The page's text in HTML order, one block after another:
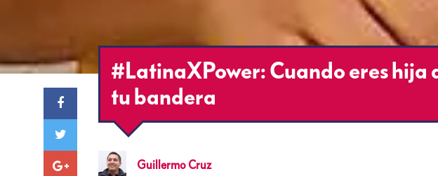
#LatinaXPower: Cuando eres hija
tu bandera
Guillermo Cruz